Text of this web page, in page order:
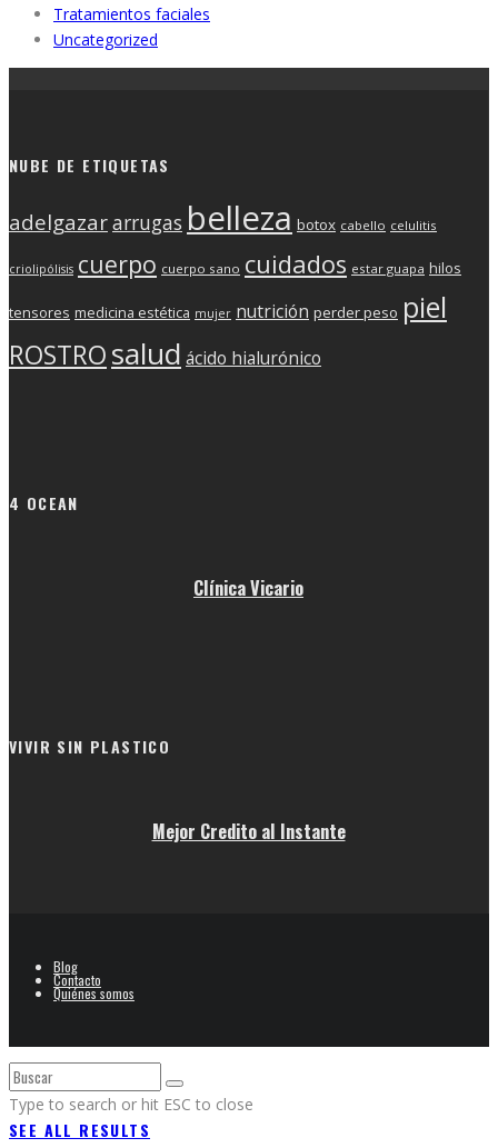
Tratamientos faciales
Uncategorized
NUBE DE ETIQUETAS
adelgazararrugas belleza botox cabello celulitis
criolipólisis cuerpo cuerpo sano cuidados estar guapa hilos
tensores medicina estética mujer nutrición perder peso piel
ROSTROsalud ácido hialurónico
4 OCEAN
Clínica Vicario
VIVIR SIN PLASTICO
Mejor Credito al Instante
Blog
Contacto
Quiénes somos
Type to search or hit ESC to close
SEE ALL RESULTS